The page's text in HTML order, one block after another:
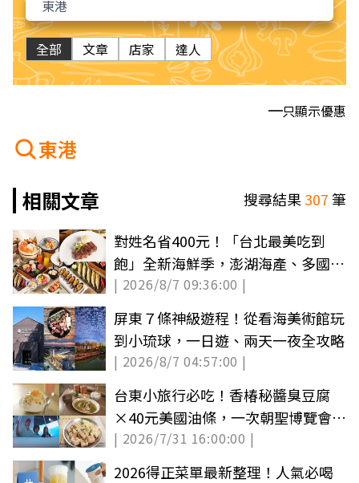
全部 文章 店家 達人
只顯示優惠
東港
相關文章
搜尋結果307筆
對姓名省400元！「台北最美吃到
飽」全新海鮮季，澎湖海產、多國料
理無限吃
| 2026/8/7 09:36:00 |
屏東７條神級遊程！從看海美術館玩
到小琉球，一日遊、兩天一夜全攻略
| 2026/8/7 04:57:00 |
台東小旅行必吃！香椿秘醬臭豆腐
×40元美國油條，一次朝聖博覽會＋
博物館住宿
| 2026/7/31 16:00:00 |
2026得正菜單最新整理！人氣必喝